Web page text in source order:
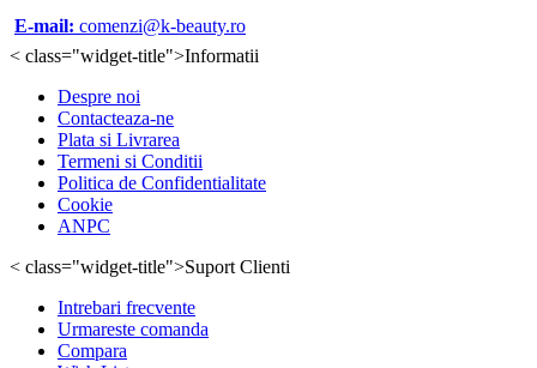
E-mail: comenzi@k-beauty.ro
< class="widget-title">Informatii
Despre noi
Contacteaza-ne
Plata si Livrarea
Termeni si Conditii
Politica de Confidentialitate
Cookie
ANPC
< class="widget-title">Suport Clienti
Intrebari frecvente
Urmareste comanda
Compara